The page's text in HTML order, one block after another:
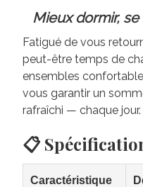
Mieux dormir,
Fatigué de vous
peut-être temps de
ensembles
vous garantir un
rafraîchi — chaque jour.
📋
Caractéristique